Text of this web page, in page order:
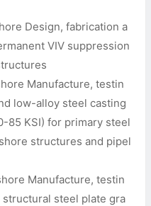
Design, fabrication a
VIV suppression
Manufacture, testin
low-alloy steel casting
85 KSI) for primary steel
structures and pipel
Manufacture, testin
steel plate gra